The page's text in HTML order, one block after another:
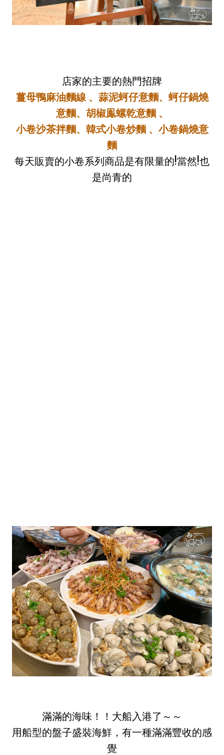
店家的主要的熱門招牌
薑母鴨麻油麵線 、蒜泥蚵仔意麵、蚵仔鍋燒
意麵、胡椒鳯螺乾意麵 、
小卷沙茶拌麵、韓式小卷炒麵 、小卷鍋燒意
麵
每天販賣的小卷系列商品是有限量的!當然!也
是尚青的
滿滿的海味！！大船入港了～～
用船型的盤子盛裝海鮮，有一種滿滿豐收的感
覺